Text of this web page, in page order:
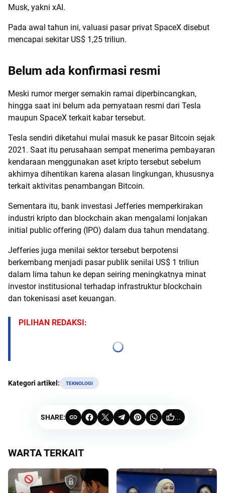
Musk, yakni xAI.
Pada awal tahun ini, valuasi pasar privat SpaceX disebut
mencapai sekitar US$ 1,25 triliun.
Belum ada konfirmasi resmi
Meski rumor merger semakin ramai diperbincangkan,
hingga saat ini belum ada pernyataan resmi dari Tesla
maupun SpaceX terkait kabar tersebut.
Tesla sendiri diketahui mulai masuk ke pasar Bitcoin sejak
2021. Saat itu perusahaan sempat menerima pembayaran
kendaraan menggunakan aset kripto tersebut sebelum
akhirnya dihentikan karena alasan lingkungan, khususnya
terkait aktivitas penambangan Bitcoin.
Sementara itu, bank investasi Jefferies memperkirakan
industri kripto dan blockchain akan mengalami lonjakan
initial public offering (IPO) dalam dua tahun mendatang.
Jefferies juga menilai sektor tersebut berpotensi
berkembang menjadi pasar publik senilai US$ 1 triliun
dalam lima tahun ke depan seiring meningkatnya minat
investor institusional terhadap infrastruktur blockchain
dan tokenisasi aset keuangan.
PILIHAN REDAKSI:
Kategori artikel: TEKNOLOGI
SHARE: ...
WARTA TERKAIT